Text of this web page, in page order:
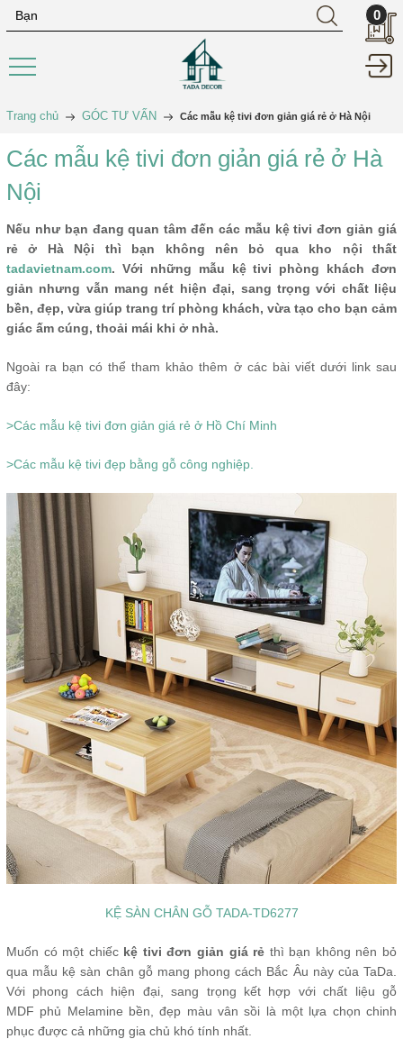
0
Trang chủ GÓC TƯ VẤN Các mẫu kệ tivi đơn giản giá rẻ ở Hà Nội
Các mẫu kệ tivi đơn giản giá rẻ ở Hà
Nội
Nếu như bạn đang quan tâm đến các mẫu kệ tivi đơn giản giá
rẻ ở Hà Nội thì bạn không nên bỏ qua kho nội thất
tadavietnam.com. Với những mẫu kệ tivi phòng khách đơn
giản nhưng vẫn mang nét hiện đại, sang trọng với chất liệu
bền, đẹp, vừa giúp trang trí phòng khách, vừa tạo cho bạn cảm
giác ấm cúng, thoải mái khi ở nhà.
Ngoài ra bạn có thể tham khảo thêm ở các bài viết dưới link sau
đây:
>Các mẫu kệ tivi đơn giản giá rẻ ở Hồ Chí Minh
>Các mẫu kệ tivi đẹp bằng gỗ công nghiệp.
KỆ SÀN CHÂN GỖ TADA-TD6277
Muốn có một chiếc kệ tivi đơn giản giá rẻ thì bạn không nên bỏ
qua mẫu kệ sàn chân gỗ mang phong cách Bắc Âu này của TaDa.
Với phong cách hiện đại, sang trọng kết hợp với chất liệu gỗ
MDF phủ Melamine bền, đẹp màu vân sồi là một lựa chọn chinh
phục được cả những gia chủ khó tính nhất.